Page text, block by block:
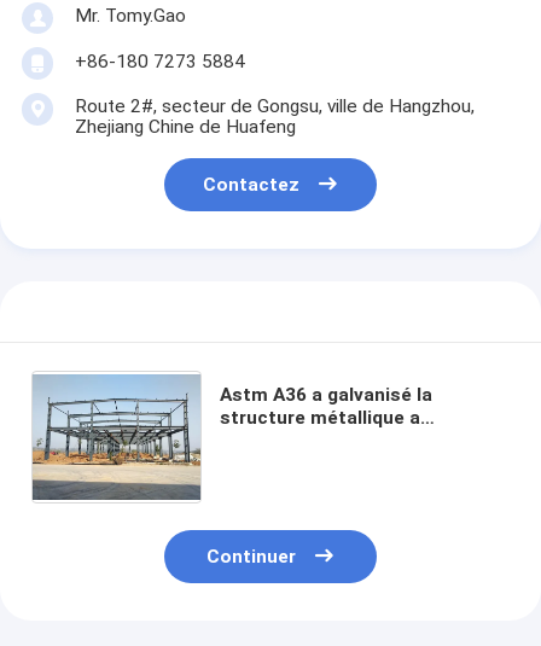
Mr. Tomy.Gao
+86-180 7273 5884
Route 2#, secteur de Gongsu, ville de Hangzhou,
Zhejiang Chine de Huafeng
Contactez
Astm A36 a galvanisé la
structure métallique a
Continuer